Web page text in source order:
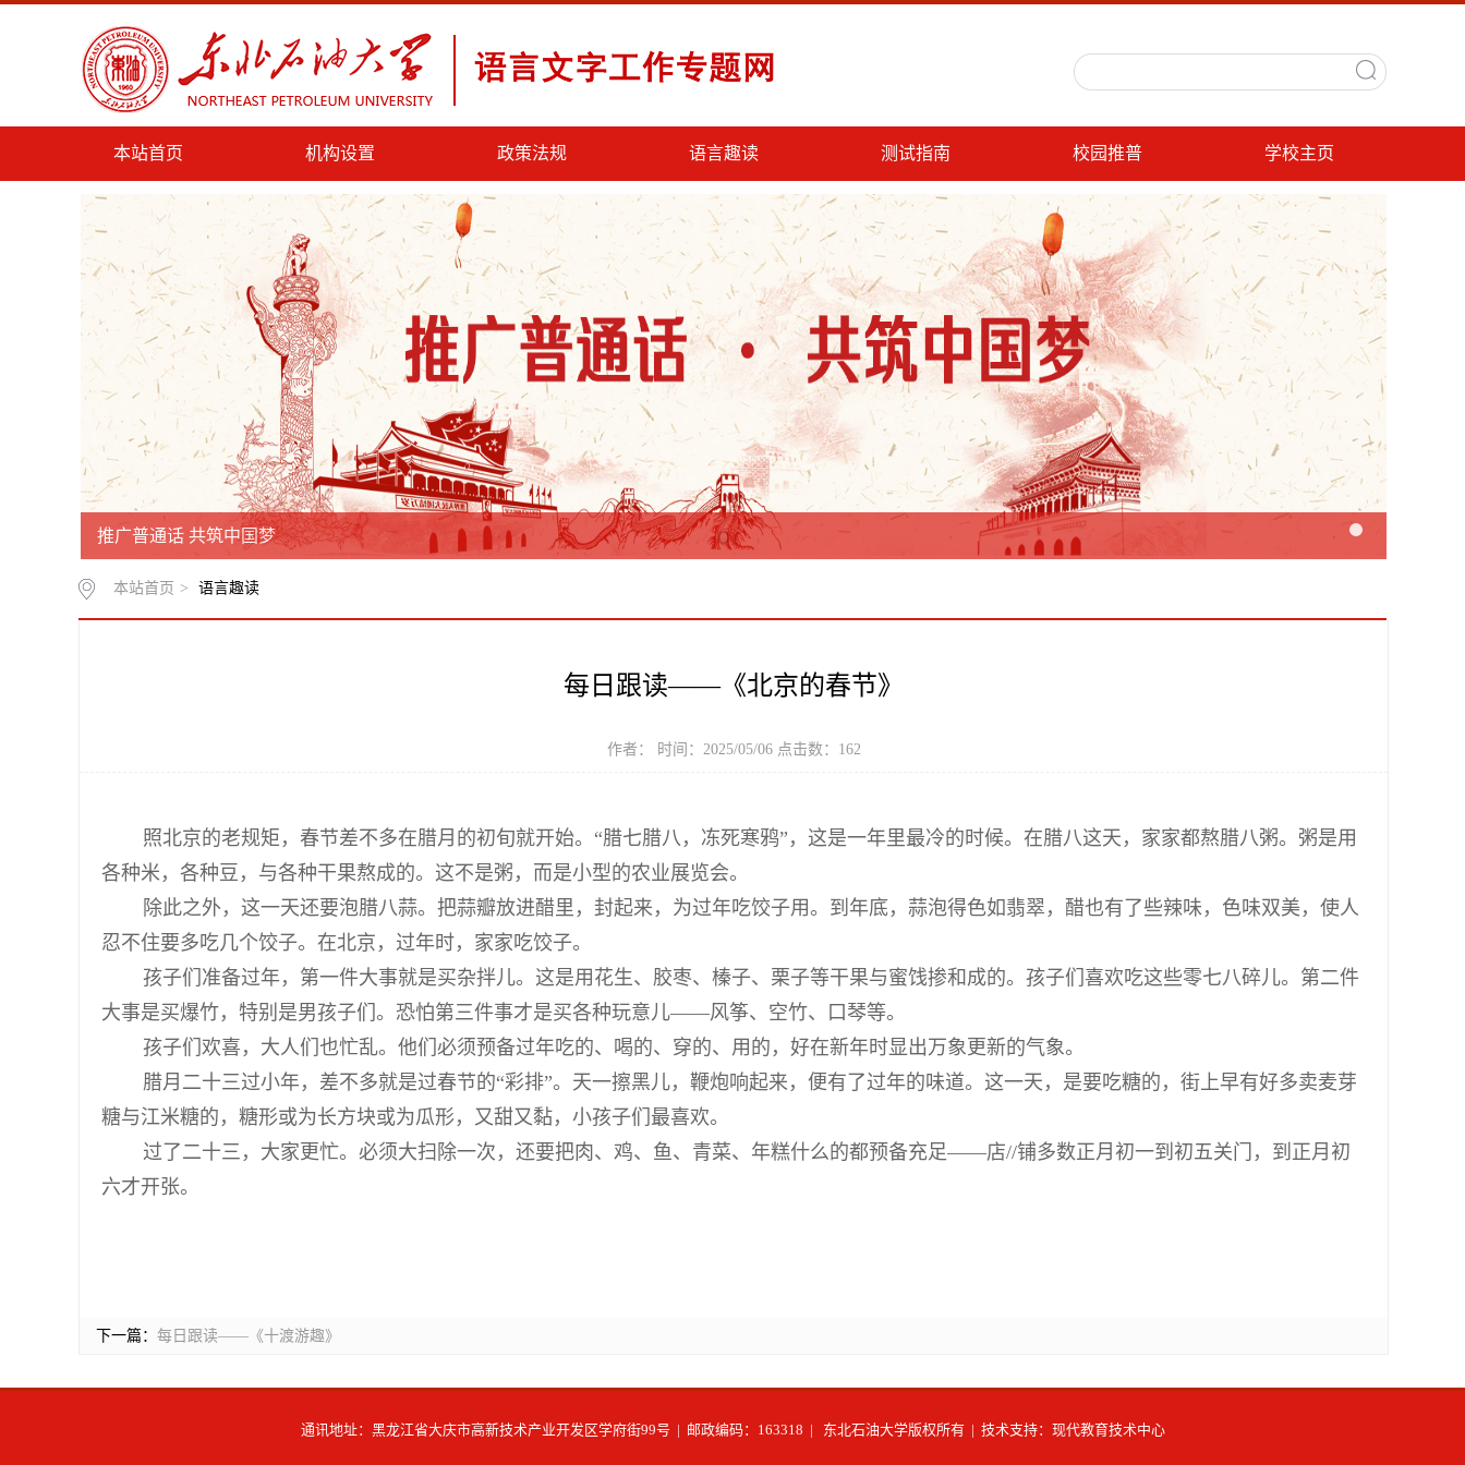
本站首页 机构设置 政策法规 语言趣读 测试指南 校园推普 学校主页
推广普通话 共筑中国梦
本站首页 > 语言趣读
每日跟读——《北京的春节》
作者： 时间：2025/05/06 点击数： 162
照北京的老规矩，春节差不多在腊月的初旬就开始。“腊七腊八，冻死寒鸦”，这是一年里最冷的时候。在腊八这天，家家都熬腊八粥。粥是用
各种米，各种豆，与各种干果熬成的。这不是粥，而是小型的农业展览会。
除此之外，这一天还要泡腊八蒜。把蒜瓣放进醋里，封起来，为过年吃饺子用。到年底，蒜泡得色如翡翠，醋也有了些辣味，色味双美，使人
忍不住要多吃几个饺子。在北京，过年时，家家吃饺子。
孩子们准备过年，第一件大事就是买杂拌儿。这是用花生、胶枣、榛子、栗子等干果与蜜饯掺和成的。孩子们喜欢吃这些零七八碎儿。第二件
大事是买爆竹，特别是男孩子们。恐怕第三件事才是买各种玩意儿——风筝、空竹、口琴等。
孩子们欢喜，大人们也忙乱。他们必须预备过年吃的、喝的、穿的、用的，好在新年时显出万象更新的气象。
腊月二十三过小年，差不多就是过春节的“彩排”。天一擦黑儿，鞭炮响起来，便有了过年的味道。这一天，是要吃糖的，街上早有好多卖麦芽
糖与江米糖的，糖形或为长方块或为瓜形，又甜又黏，小孩子们最喜欢。
过了二十三，大家更忙。必须大扫除一次，还要把肉、鸡、鱼、青菜、年糕什么的都预备充足——店//铺多数正月初一到初五关门，到正月初
六才开张。
下一篇： 每日跟读——《十渡游趣》
通讯地址：黑龙江省大庆市高新技术产业开发区学府街99号 | 邮政编码：163318 | 东北石油大学版权所有 | 技术支持：现代教育技术中心